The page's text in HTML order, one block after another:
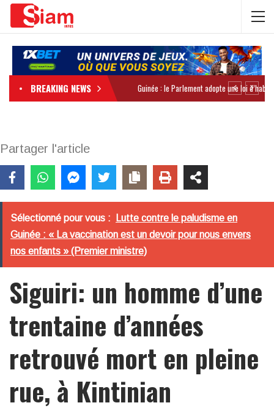
BREAKING NEWS
Partager l'article
Sélectionné pour vous :
Lutte contre le paludisme en
Guinée : « La vaccination est un devoir pour nous envers
nos enfants » (Premier ministre)
Siguiri: un homme d’une
trentaine d’années
retrouvé mort en pleine
rue, à Kintinian